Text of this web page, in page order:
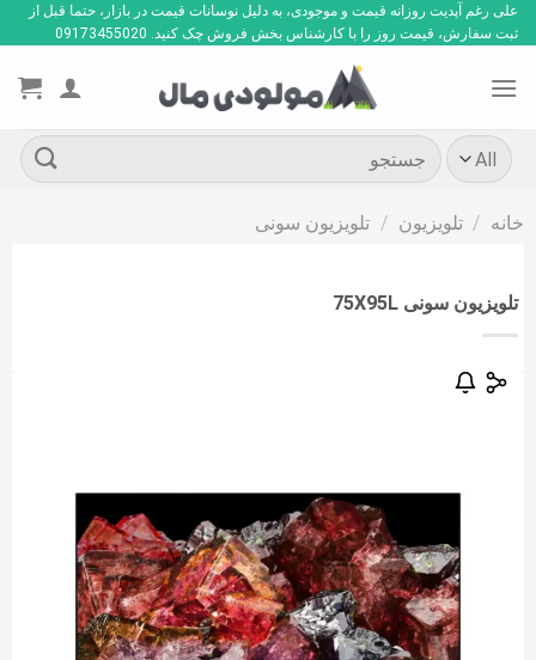
Skip
to
علی رغم آپدیت روزانه قیمت و موجودی، به دلیل نوسانات قیمت در بازار، حتما قبل از
ثبت سفارش، قیمت روز را با کارشناس بخش فروش چک کنید. 09173455020
جستجو
برای:
خانه / تلویزیون / تلویزیون سونی
تلویزیون سونی 75X95L